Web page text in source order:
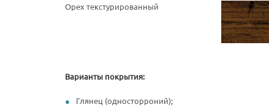
Орех текстурированный
Варианты покрытия:
Глянец (односторроний);